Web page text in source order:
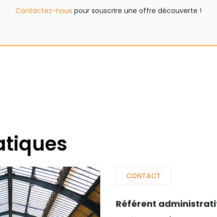
Contactez-nous pour souscrire une offre découverte !
CONTACT
Référent